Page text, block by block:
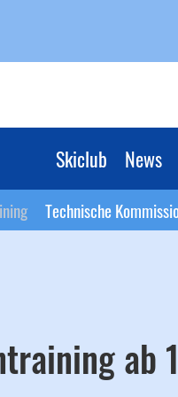
Skiclub News
Technische
ab